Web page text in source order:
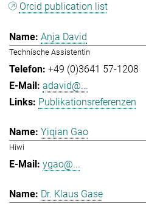
Orcid publication list
Anja David
Technische Assistentin
+49 (0)3641 57-1208
adavid@...
Publikationsreferenzen
Yiqian Gao
Hiwi
ygao@...
Dr. Klaus Gase